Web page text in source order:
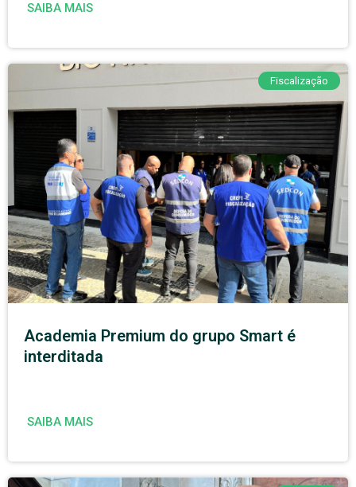
SAIBA MAIS
Fiscalização
Academia Premium do grupo Smart é
interditada
SAIBA MAIS